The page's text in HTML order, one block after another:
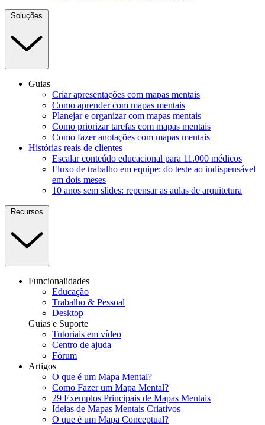
Soluções
Guias
Criar apresentações com mapas mentais
Como aprender com mapas mentais
Planejar e organizar com mapas mentais
Como priorizar tarefas com mapas mentais
Como fazer anotações com mapas mentais
Histórias reais de clientes
Escalar conteúdo educacional para 11.000 médicos
Fluxo de trabalho em equipe: do teste ao indispensável
em dois meses
10 anos sem slides: repensar as aulas de arquitetura
Recursos
Funcionalidades
Educação
Trabalho & Pessoal
Desktop
Guias e Suporte
Tutoriais em vídeo
Centro de ajuda
Fórum
Artigos
O que é um Mapa Mental?
Como Fazer um Mapa Mental?
29 Exemplos Principais de Mapas Mentais
Ideias de Mapas Mentais Criativos
O que é um Mapa Conceptual?